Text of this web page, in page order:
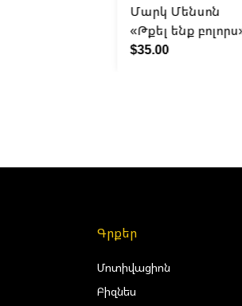
Մարկ Մենսոն
«Թքել ենք
$35.00
Գրքեր
Մոտիվացիոն
Բիզնես